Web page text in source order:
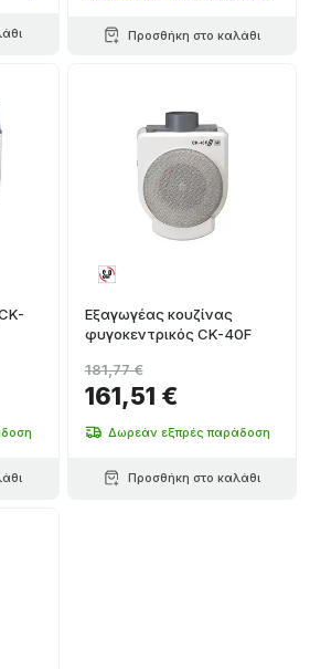
Προσθήκη στο καλάθι
Εξαγωγέας κουζίνας
φυγοκεντρικός CK-40F
161,51 €
181,77 €
Δωρεάν εξπρές παράδοση
Προσθήκη στο καλάθι